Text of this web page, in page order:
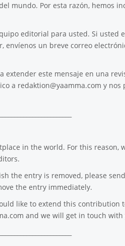
mundo. Por esta razón, hemos
editorial para usted. Si usted
envíenos un breve correo
extender este mensaje en una
a redaktion@yaamma.com y nos
in the world. For this reason,
the entry is removed, please
the entry immediately.
like to extend this contribution
and we will get in touch with